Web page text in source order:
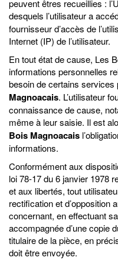
peuvent êtres recueillies :
desquels l’utilisateur a
fournisseur d’accès de
Internet (IP) de l’utilisateur.
En tout état de cause, Les
informations personnelles
besoin de certains services
Magnoacais. L’utilisateur
connaissance de cause,
même à leur saisie. Il est
Bois Magnoacais
informations.
Conformément aux
loi 78-17 du 6 janvier 1978
et aux libertés, tout
rectification et d’opposition
concernant, en effectuant
accompagnée d’une copie
titulaire de la pièce, en
doit être envoyée.